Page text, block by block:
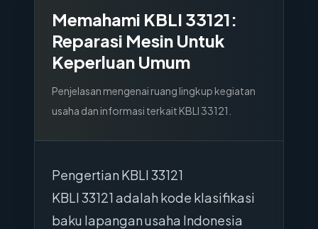
Memahami KBLI 33121:
Reparasi Mesin Untuk
Keperluan Umum
Penjelasan mengenai ruang lingkup kegiatan
usaha dan informasi terkait KBLI33121
Pengertian KBLI 33121
KBLI 33121 adalah kode klasifikasi
baku lapangan usaha Indonesia